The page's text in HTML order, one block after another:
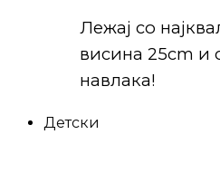
Лежај со
висина 25cm и
навлака!
Детски